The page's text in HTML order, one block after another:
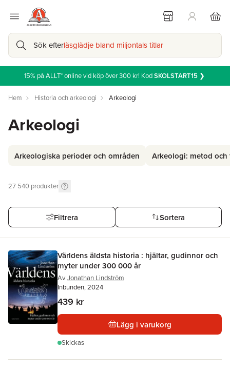
Sök efterläsglädje bland miljontals titlar
15% på ALLT* online vid köp över 300 kr! KodSKOLSTART15❯
Hem Historia och arkeologi Arkeologi
Arkeologi
Arkeologiska perioder och områden Arkeologi: metod och
27 540 produkter
Filtrera Sortera
Världens äldsta historia : hjältar, gudinnor och
myter under 300 000 år
Av Jonathan Lindström
Inbunden, 2024
439 kr
Lägg i varukorg
Skickas